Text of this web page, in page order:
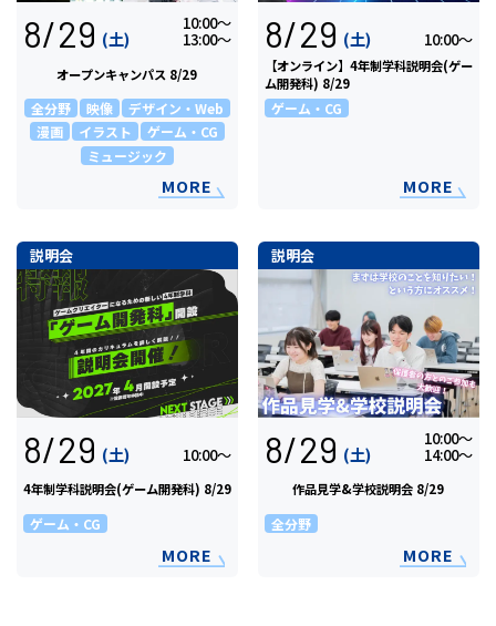
8/29 (土)
10:00〜
13:00〜
オープンキャンパス 8/29
全分野 映像
デザイン・Web
漫画
イラスト
ゲーム・CG
ミュージック
MORE
8/29 (土) 10:00〜
【オンライン】4年制学科説明会(ゲー
ム開発科) 8/29
ゲーム・CG
MORE
説明会
8/29 (土) 10:00〜
4年制学科説明会(ゲーム開発科) 8/29
ゲーム・CG
MORE
説明会
8/29 (土)
10:00〜
14:00〜
作品見学&学校説明会 8/29
全分野
MORE